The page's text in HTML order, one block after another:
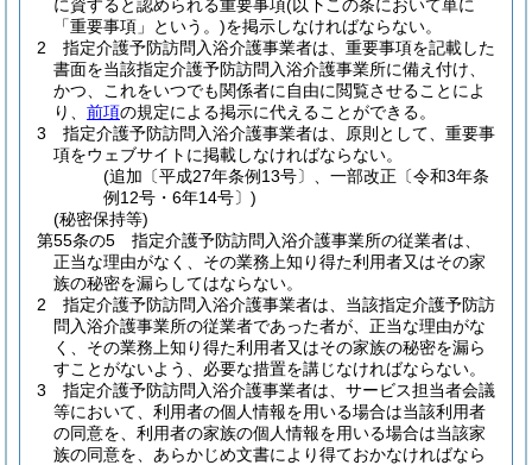
に資すると認められる重要事項(以下この条において単に
「重要事項」という。)を掲示しなければならない。
2
指定介護予防訪問入浴介護事業者は、重要事項を記載した
書面を当該指定介護予防訪問入浴介護事業所に備え付け、
かつ、これをいつでも関係者に自由に閲覧させることによ
り、 前項の規定による掲示に代えることができる。
3
指定介護予防訪問入浴介護事業者は、原則として、重要事
項をウェブサイトに掲載しなければならない。
(追加〔平成27年条例13号〕、一部改正〔令和3年条
例12号・6年14号〕)
(秘密保持等)
第55条の5
指定介護予防訪問入浴介護事業所の従業者は、
正当な理由がなく、その業務上知り得た利用者又はその家
族の秘密を漏らしてはならない。
2
指定介護予防訪問入浴介護事業者は、当該指定介護予防訪
問入浴介護事業所の従業者であった者が、正当な理由がな
く、その業務上知り得た利用者又はその家族の秘密を漏ら
すことがないよう、必要な措置を講じなければならない。
3
指定介護予防訪問入浴介護事業者は、サービス担当者会議
等において、利用者の個人情報を用いる場合は当該利用者
の同意を、利用者の家族の個人情報を用いる場合は当該家
族の同意を、あらかじめ文書により得ておかなければなら